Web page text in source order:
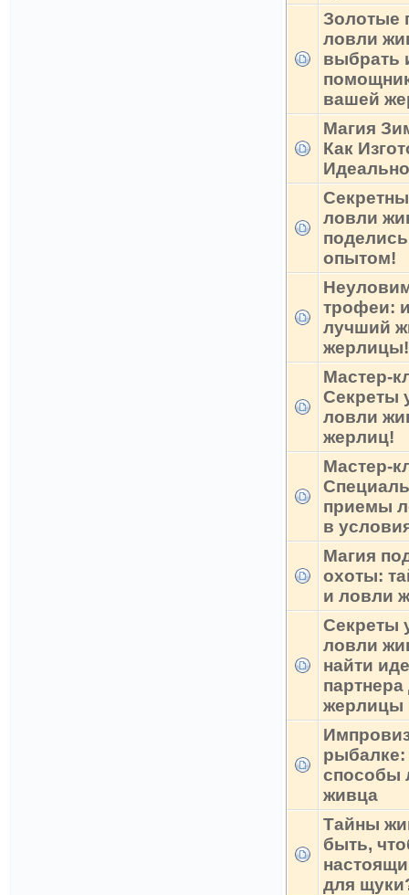
Золотые
ловли
выбрать
вашей
Магия
Как
ловли
опытом!
трофеи:
лучший
жерлицы!
Мастер-
Секреты
ловли
жерлиц!
Мастер-
приемы
в
Магия
охоты:
и ловли
Секреты
ловли
найти
партнера
жерлицы
способы
живца
Тайны
быть,
для